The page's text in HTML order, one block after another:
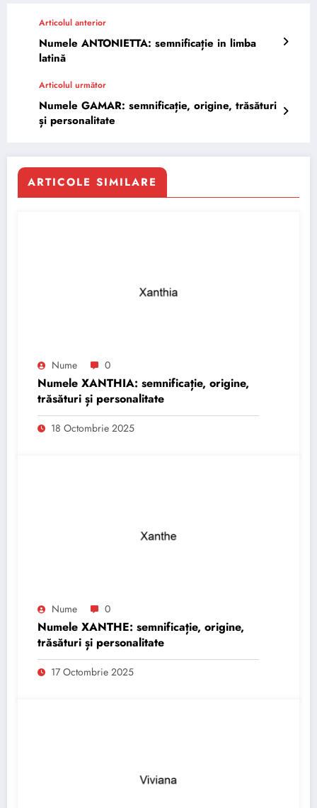
Articolul anterior
Numele ANTONIETTA: semnificație in limba
latină
Articolul următor
Numele GAMAR: semnificație, origine, trăsături
și personalitate
ARTICOLE SIMILARE
Nume 0
Numele XANTHIA: semnificație, origine,
trăsături și personalitate
18 Octombrie 2025
Nume 0
Numele XANTHE: semnificație, origine,
trăsături și personalitate
17 Octombrie 2025